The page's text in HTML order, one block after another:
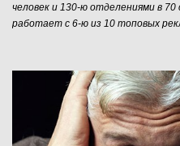
человек и 130-ю отделениями в
работает с 6-ю из 10 топовых
является почетным профессором
университете Окленда,
лидерства в университете
лидерства и инноваций в
как гражданин Новой Зеландии,